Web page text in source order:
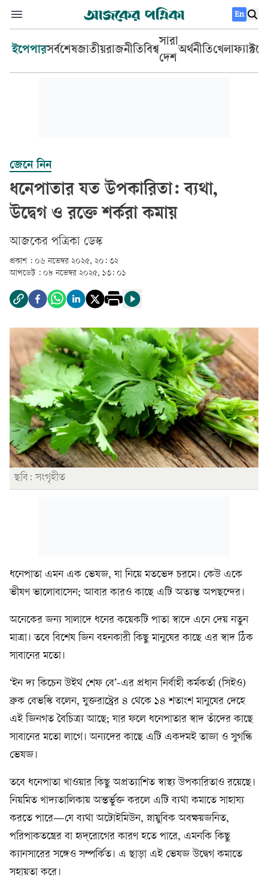
En
ইপেপারসর্বশেষজাতীয়রাজনীতিবিশ্ব
সারা
দেশ
অর্থনীতিখেলা
জেনে নিন
ধনেপাতার যত উপকারিতা: ব্যথা,
উদ্বেগ ও রক্তে শর্করা কমায়
আজকের পত্রিকা ডেস্ক­
প্রকাশ : ০৬ নভেম্বর ২০২৫, ২০: ৩২
আপডেট : ০৮ নভেম্বর ২০২৫, ১৩: ০১
ছবি: সংগৃহীত
ধনেপাতা এমন এক ভেষজ, যা নিয়ে মতভেদ চরমে। কেউ একে
ভীষণ ভালোবাসেন; আবার কারও কাছে এটি অত্যন্ত অপছন্দের।
অনেকের জন্য সালাদে ধনের কয়েকটি পাতা স্বাদে এনে দেয় নতুন
মাত্রা। তবে বিশেষ জিন বহনকারী কিছু মানুষের কাছে এর স্বাদ ঠিক
সাবানের মতো।
‘ইন দ্য কিচেন উইথ শেফ বে’-এর প্রধান নির্বাহী কর্মকর্তা (সিইও)
ব্রুক বেভস্কি বলেন, যুক্তরাষ্ট্রের ৪ থেকে ১৪ শতাংশ মানুষের দেহে
এই জিনগত বৈচিত্র্য আছে; যার ফলে ধনেপাতার স্বাদ তাঁদের কাছে
সাবানের মতো লাগে। অন্যদের কাছে এটি একদমই তাজা ও সুগন্ধি
ভেষজ।
তবে ধনেপাতা খাওয়ার কিছু অপ্রত্যাশিত স্বাস্থ্য উপকারিতাও রয়েছে।
নিয়মিত খাদ্যতালিকায় অন্তর্ভুক্ত করলে এটি ব্যথা কমাতে সাহায্য
করতে পারে—যে ব্যথা অটোইমিউন, স্নায়ুবিক অবক্ষয়জনিত,
পরিপাকতন্ত্রের বা হৃদ্‌রোগের কারণ হতে পারে, এমনকি কিছু
ক্যানসারের সঙ্গেও সম্পর্কিত। এ ছাড়া এই ভেষজ উদ্বেগ কমাতে
সহায়তা করে।